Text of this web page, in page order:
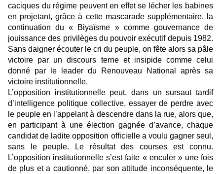
caciques du régime peuvent en effet se lécher les babines
en projetant, grâce à cette mascarade supplémentaire, la
continuation du « Biyaïsme » comme gouvernance de
jouissance des privilèges du pouvoir exécutif depuis 1982.
Sans daigner écouter le cri du peuple, on fête alors sa pâle
victoire par un discours terne et insipide comme celui
donné par le leader du Renouveau National après sa
victoire institutionnelle.
L’opposition institutionnelle peut, dans un sursaut tardif
d’intelligence politique collective, essayer de perdre avec
le peuple en l’appelant à descendre dans la rue, alors que,
en participant à une élection gagnée d’avance, chaque
candidat de ladite opposition officielle a voulu gagner seul,
sans le peuple. Le résultat des courses est connu.
L’opposition institutionnelle s’est faite « enculer » une fois
de plus et a cautionné, par son attitude inconséquente, le